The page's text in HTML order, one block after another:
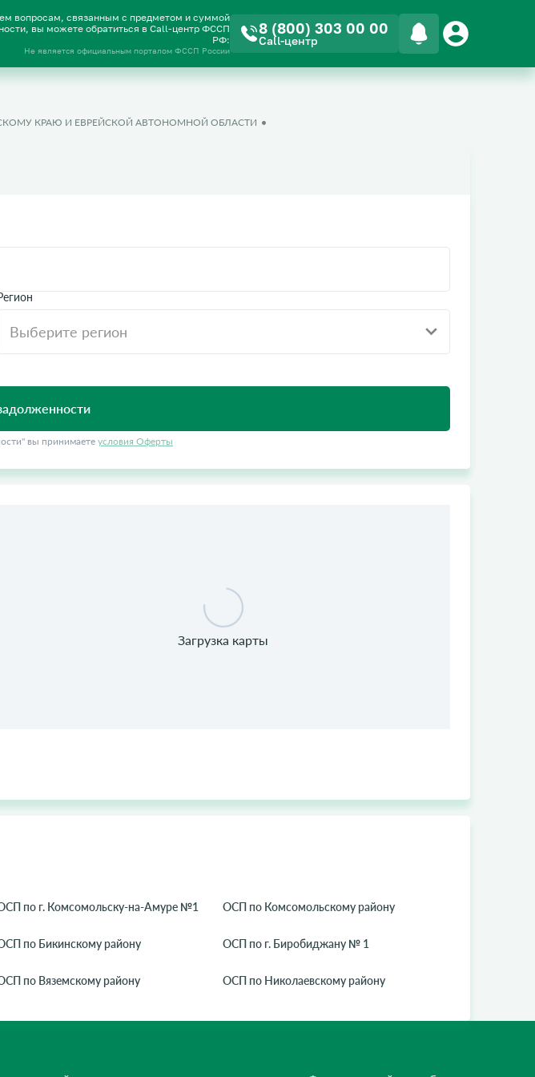
вопросам, связанным с предметом и суммой
вы можете обратиться в Call-центр ФССП
РФ:
Не является официальным порталом ФССП России
8 (800) 303 00 00
Call-центр
КРАЮ И ЕВРЕЙСКОЙ АВТОНОМНОЙ ОБЛАСТИ
вы принимаете условия Оферты
по г. Комсомольску-на-Амуре №1 ОСП по Комсомольскому району
по Бикинскому району ОСП по г. Биробиджану № 1
по Вяземскому району ОСП по Николаевскому району